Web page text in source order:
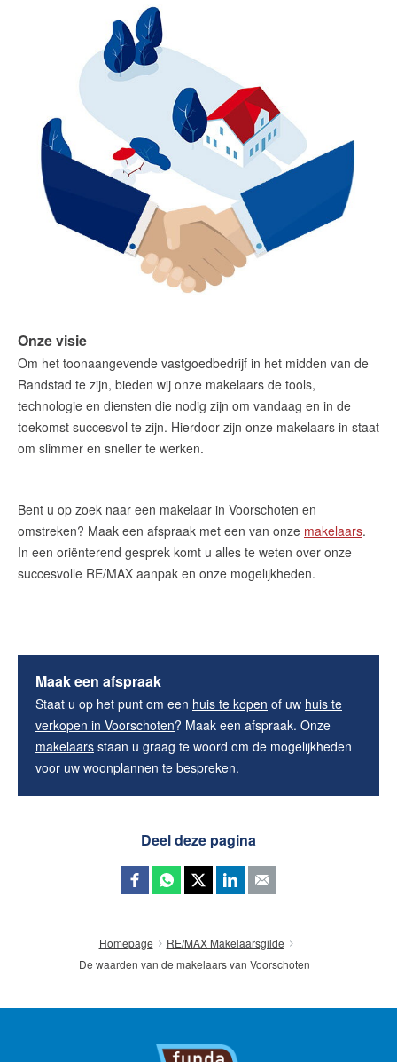
Onze visie
Om het toonaangevende vastgoedbedrijf in het midden van de
Randstad te zijn, bieden wij onze makelaars de tools,
technologie en diensten die nodig zijn om vandaag en in de
toekomst succesvol te zijn. Hierdoor zijn onze makelaars in staat
om slimmer en sneller te werken.
Bent u op zoek naar een makelaar in Voorschoten en
omstreken? Maak een afspraak met een van onze makelaars.
In een oriënterend gesprek komt u alles te weten over onze
succesvolle RE/MAX aanpak en onze mogelijkheden.
Maak een afspraak
Staat u op het punt om een huis te kopen of uw huis te
verkopen in Voorschoten? Maak een afspraak. Onze
makelaars staan u graag te woord om de mogelijkheden
voor uw woonplannen te bespreken.
Deel deze pagina
Homepage
RE/MAX Makelaarsgilde
De waarden van de makelaars van Voorschoten